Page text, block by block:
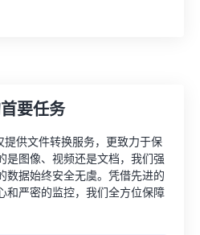
要任务
供文件转换服务，更致力于保
是图像、视频还是文档，我们强
数据始终安全无虞。凭借先进的
和严密的监控，我们全方位保障